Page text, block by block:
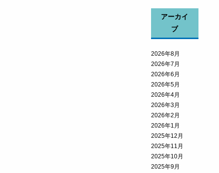
アーカイ
ブ
2026年8月
2026年7月
2026年6月
2026年5月
2026年4月
2026年3月
2026年2月
2026年1月
2025年12月
2025年11月
2025年10月
2025年9月